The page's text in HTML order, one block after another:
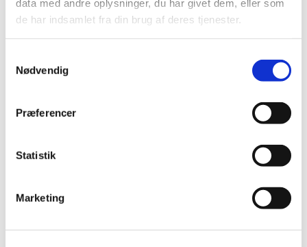
data med andre oplysninger, du har givet dem, eller som
de har indsamlet fra din brug af deres tjenester.
Nødvendig
Præferencer
Statistik
Marketing
2024 (224)
december (28)
september (15)
juli (20)
maj (25)
februar (14)